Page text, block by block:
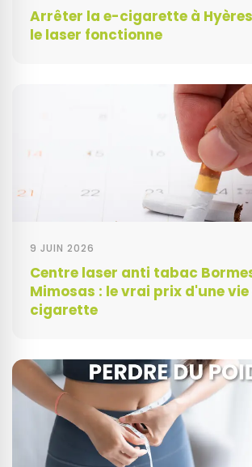
Arrêter la e-cigarette à
le laser fonctionne
9 JUIN 2026
Centre laser anti tabac
Mimosas : le vrai prix d'une vie
cigarette